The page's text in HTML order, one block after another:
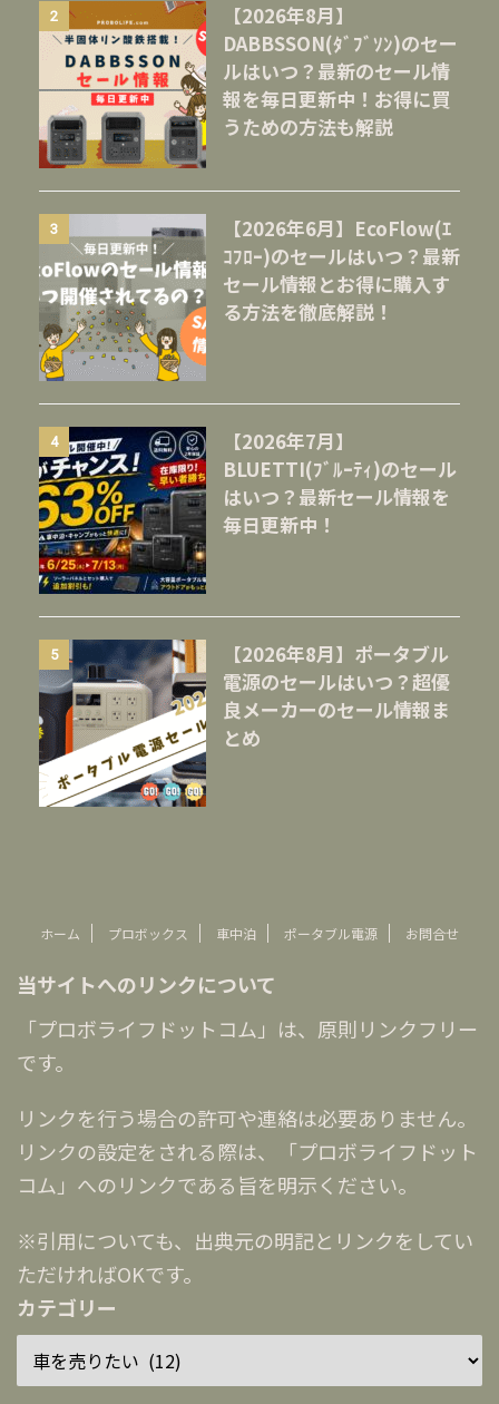
2
【2026年8月】
DABBSSON(ﾀﾞﾌﾞｿﾝ)のセー
ルはいつ？最新のセール情
報を毎日更新中！お得に買
うための方法も解説
3
【2026年6月】EcoFlow(ｴ
ｺﾌﾛｰ)のセールはいつ？最新
セール情報とお得に購入す
る方法を徹底解説！
4
【2026年7月】
BLUETTI(ﾌﾞﾙｰﾃｨ)のセール
はいつ？最新セール情報を
毎日更新中！
5
【2026年8月】ポータブル
電源のセールはいつ？超優
良メーカーのセール情報ま
とめ
ホーム プロボックス 車中泊 ポータブル電源 お問合せ
当サイトへのリンクについて
「プロボライフドットコム」は、原則リンクフリー
です。
リンクを行う場合の許可や連絡は必要ありません。
リンクの設定をされる際は、「プロボライフドット
コム」へのリンクである旨を明示ください。
※引用についても、出典元の明記とリンクをしてい
ただければOKです。
カテゴリー